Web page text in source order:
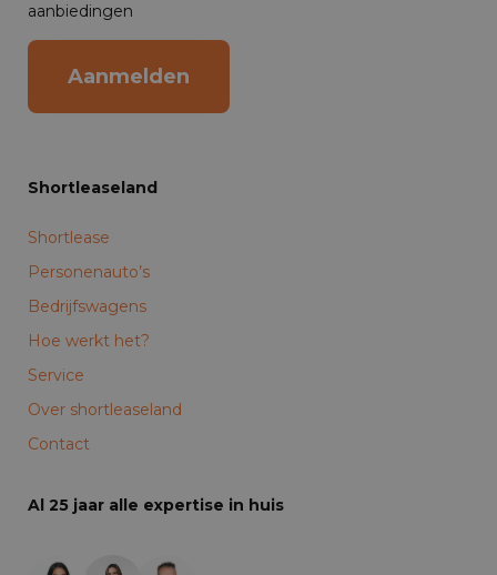
aanbiedingen
Aanmelden
Shortleaseland
Shortlease
Personenauto’s
Bedrijfswagens
Hoe werkt het?
Service
Over shortleaseland
Contact
Al 25 jaar alle expertise in huis